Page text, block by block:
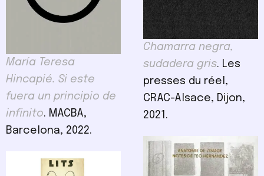
María Teresa
Hincapié. Si este
fuera un principio de
infinito. MACBA,
Barcelona, 2022.
Chamarra negra,
sudadera gris. Les
presses du réel,
CRAC-Alsace, Dijon,
2021.